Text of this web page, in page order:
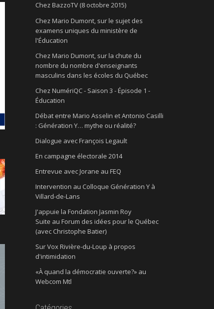
Chez BazzoTV (8 octobre 2015)
Chez Mario Dumont, sur le sujet des
examens uniques du ministère de
l'Éducation
Chez Mario Dumont, sur la chute du
nombre du nombre d'enseignants
masculins dans les écoles du Québec
Chez NumériQC - Saison 3 - Épisode 1 -
Éducation
Débat entre Mario Asselin et Antonio Casilli
: Génération Y… mythe ou réalité?
Dialogue avec François Legault
En campagne électorale 2014
Entrevue avec Jorane au FEQ
Intervention au Colloque Génération Y à
Villard-de-Lans
J'appuie la Fondation Jasmin Roy
Suite au Forum des idées pour le Québec
(avec Christophe Batier)
Sur Vox Rivière-du-Loup à propos
d'intimidation
«À quand la démocratie ouverte?» au
Webcom Mtl